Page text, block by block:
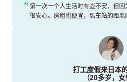
第一次一个人生活时有些不安，但
很安心。房租也便宜，离车站的距离
打工度假来日本
（20多岁，女